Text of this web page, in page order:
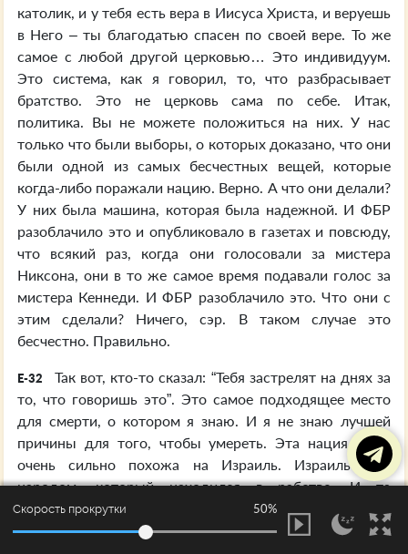
католик, и у тебя есть вера в Иисуса Христа, и веруешь
в Него – ты благодатью спасен по своей вере. То же
самое с любой другой церковью… Это индивидуум.
Это система, как я говорил, то, что разбрасывает
братство. Это не церковь сама по себе. Итак,
политика. Вы не можете положиться на них. У нас
только что были выборы, о которых доказано, что они
были одной из самых бесчестных вещей, которые
когда-либо поражали нацию. Верно. А что они делали?
У них была машина, которая была надежной. И ФБР
разоблачило это и опубликовало в газетах и повсюду,
что всякий раз, когда они голосовали за мистера
Никсона, они в то же самое время подавали голос за
мистера Кеннеди. И ФБР разоблачило это. Что они с
этим сделали? Ничего, сэр. В таком случае это
бесчестно. Правильно.
E-32
Так вот, кто-то сказал: “Тебя застрелят на днях за
то, что говоришь это”. Это самое подходящее место
для смерти, о котором я знаю. И я не знаю лучшей
причины для того, чтобы умереть. Эта нация была
очень сильно похожа на Израиль. Израиль был
народом, который находился в рабстве. И та
маленькая группа израильтян, которая находилась в
рабстве, и любила свободу, и желала поклоняться
Скорость прокрутки 50%